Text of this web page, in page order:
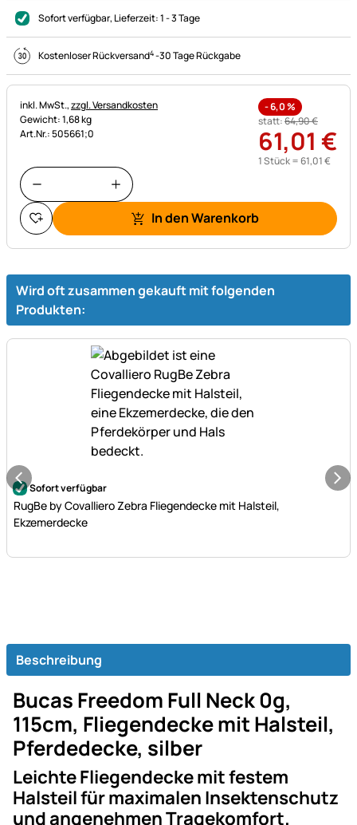
Sofort verfügbar, Lieferzeit:1 - 3 Tage
Kostenloser Rückversand4-30 Tage Rückgabe
Steuerhinweis:
inkl. MwSt.,zzgl. Versandkosten
Gewicht: 1,68 kg
Art.Nr.: 505661;0
-6,0%
statt:64,90€
61,01 €
1 Stück = 61,01€
In den Warenkorb
Wird oft zusammen gekauft mit folgenden
Produkten:
Noch keine Bewertungen abgegeben
Sofort verfügbar
RugBe by Covalliero Zebra Fliegendecke mit Halsteil,
Ekzemerdecke
Beschreibung
Bucas Freedom Full Neck 0g,
115cm, Fliegendecke mit Halsteil,
Pferdedecke, silber
Leichte Fliegendecke mit festem
Halsteil für maximalen Insektenschutz
und angenehmen Tragekomfort.